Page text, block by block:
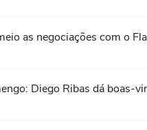
as negociações com o
Diego Ribas dá boas-